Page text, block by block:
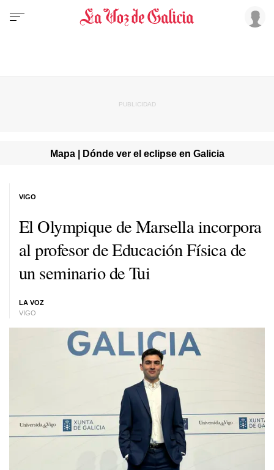
Mapa | Dónde ver el eclipse en Galicia
El Olympique de Marsella incorpora
al profesor de Educación Física de
un seminario de Tui
LA VOZ
VIGO
VIGO